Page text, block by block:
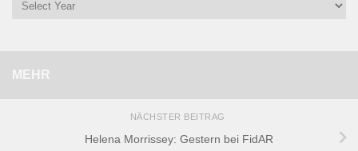
MEHR
NÄCHSTER BEITRAG
Helena Morrissey: Gestern bei FidAR